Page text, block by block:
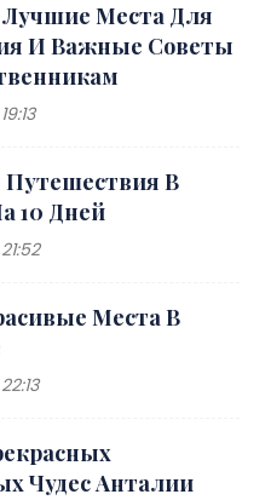
Места Для
И Важные Советы
В
10 Дней
Места В
Чудес Анталии